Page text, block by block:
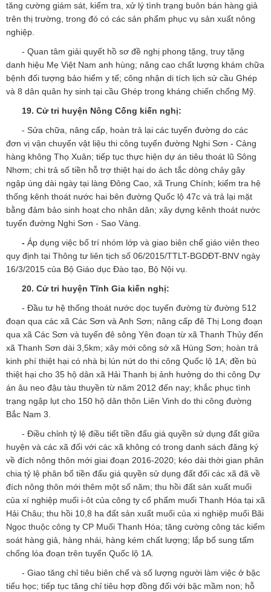
tăng cường giám sát, kiểm tra, xử lý tình trạng buôn bán hàng giả
trên thị trường, trong đó có các sản phẩm phục vụ sản xuất nông
nghiệp.
- Quan tâm giải quyết hồ sơ đề nghị phong tặng, truy tặng
danh hiệu Mẹ Việt Nam anh hùng; nâng cao chất lượng khám chữa
bệnh đối tượng bảo hiểm y tế; công nhận di tích lịch sử cầu Ghép
và 8 dân quân hy sinh tại cầu Ghép trong kháng chiến chống Mỹ.
19. Cử tri huyện Nông Cống kiến nghị:
- Sửa chữa, nâng cấp, hoàn trả lại các tuyến đường do các
đơn vị vận chuyển vật liệu thi công tuyến đường Nghi Sơn - Cảng
hàng không Thọ Xuân; tiếp tục thực hiện dự án tiêu thoát lũ Sông
Nhơm; chi trả số tiền hỗ trợ thiệt hại do ách tắc dòng chảy gây
ngập úng dài ngày tại làng Đông Cao, xã Trung Chính; kiểm tra hệ
thống kênh thoát nước hai bên đường Quốc lộ 47c và trả lại mặt
bằng đảm bảo sinh hoạt cho nhân dân; xây dựng kênh thoát nước
tuyến đường Nghi Sơn - Sao Vàng.
- Áp dụng việc bố trí nhóm lớp và giao biên chế giáo viên theo
quy định tại Thông tư liên tịch số 06/2015/TTLT-BGDĐT-BNV ngày
16/3/2015 của Bộ Giáo dục Đào tạo, Bộ Nội vụ.
20. Cử tri huyện Tĩnh Gia kiến nghị:
- Đầu tư hệ thống thoát nước dọc tuyến đường từ đường 512
đoạn qua các xã Các Sơn và Anh Sơn; nâng cấp đê Thị Long đoạn
qua xã Các Sơn và tuyến đê sông Yên đoạn từ xã Thanh Thủy đến
xã Thanh Sơn dài 3,5km; xây mới công sở xã Hùng Sơn; hoàn trả
kinh phí thiệt hại có nhà bị lún nứt do thi công Quốc lộ 1A; đền bù
thiệt hại cho 35 hộ dân xã Hải Thanh bị ảnh hưởng do thi công Dự
án âu neo đậu tàu thuyền từ năm 2012 đến nay; khắc phục tình
trạng ngập lụt cho 150 hộ dân thôn Liên Vinh do thi công đường
Bắc Nam 3.
- Điều chỉnh tỷ lệ điều tiết tiền đấu giá quyền sử dụng đất giữa
huyện và các xã đối với các xã không có trong danh sách đăng ký
về đích nông thôn mới giai đoạn 2016-2020; kéo dài thời gian phân
chia tỷ lệ phân bổ tiền đấu giá quyền sử dụng đất đối các xã đã về
đích nông thôn mới thêm một số năm; thu hồi đất sản xuất muối
của xí nghiệp muối i-ôt của công ty cổ phẩm muối Thanh Hóa tại xã
Hải Châu; thu hồi 10,8 ha đất sản xuất muối của xi nghiệp muối Bãi
Ngọc thuộc công ty CP Muối Thanh Hóa; tăng cường công tác kiểm
soát hàng giả, hàng nhái, hàng kém chất lượng; lắp bổ sung tấm
chống lóa đoạn trên tuyến Quốc lộ 1A.
- Giao tăng chỉ tiêu biên chế và số lượng người làm việc ở bậc
tiểu học; tiếp tục tăng chỉ tiêu hợp đồng đối với bậc mầm non; hỗ